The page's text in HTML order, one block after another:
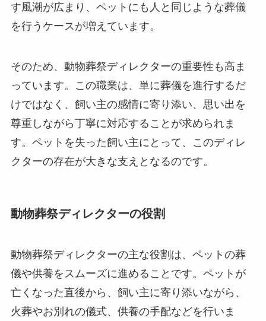
す風潮が広まり、ペットにも人と同じような葬儀
を行うケースが増えています。
そのため、動物葬祭ディレクターの重要性も高ま
っています。この職業は、単に葬儀を進行するだ
けではなく、飼い主の感情に寄り添い、思い出を
尊重しながら丁寧に対応することが求められま
す。ペットを失った飼い主にとって、このディレ
クターの存在が大きな支えとなるのです。
動物葬祭ディレクターの役割
動物葬祭ディレクターの主な役割は、ペットの葬
儀や供養をスムーズに進めることです。ペットが
亡くなった直後から、飼い主に寄り添いながら、
火葬やお別れの儀式、供養の手配などを行いま